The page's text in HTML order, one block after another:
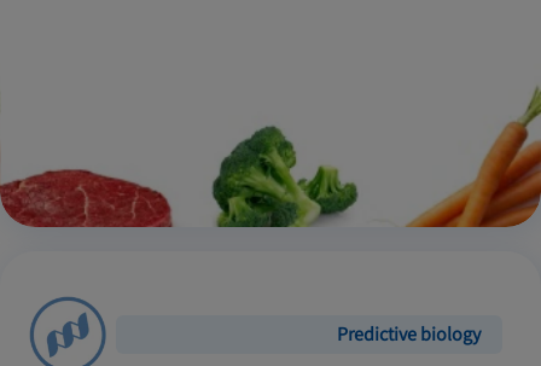
Predictive biology